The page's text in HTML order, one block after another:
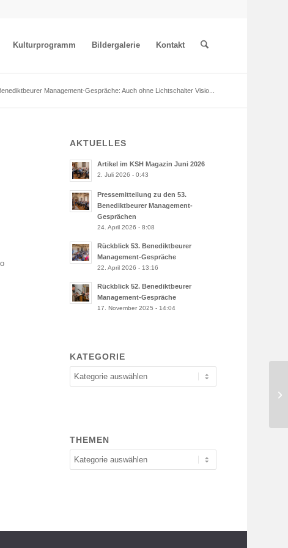
Kulturprogramm Bildergalerie Kontakt
Management-Gespräche: Auch ohne Lichtschalter Visio...
AKTUELLES
Artikel im KSH Magazin Juni 2026
2. Juli 2026 - 0:43
Pressemitteilung zu den 53.
Benediktbeurer Management-
Gesprächen
24. April 2026 - 8:08
Rückblick 53. Benediktbeurer
Management-Gespräche
22. April 2026 - 13:16
Rückblick 52. Benediktbeurer
Management-Gespräche
17. November 2025 - 14:04
KATEGORIE
Kategorie
THEMEN
Themen